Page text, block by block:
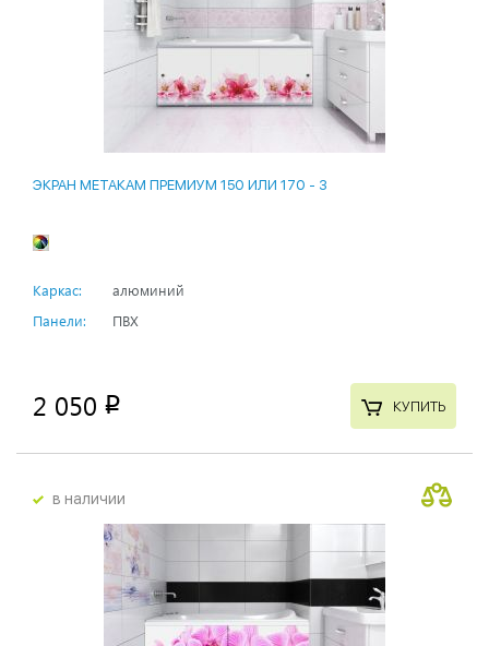
ЭКРАН МЕТАКАМ ПРЕМИУМ 150 ИЛИ 170 - 3
Каркас:
алюминий
Панели:
ПВХ
2 050 p КУПИТЬ
в наличии